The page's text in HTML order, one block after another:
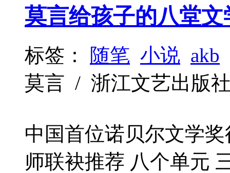
莫言给孩子的八堂文
标签： 随笔 小说 akb
莫言 / 浙江文艺出版
中国首位诺贝尔文学
师联袂推荐 八个单元